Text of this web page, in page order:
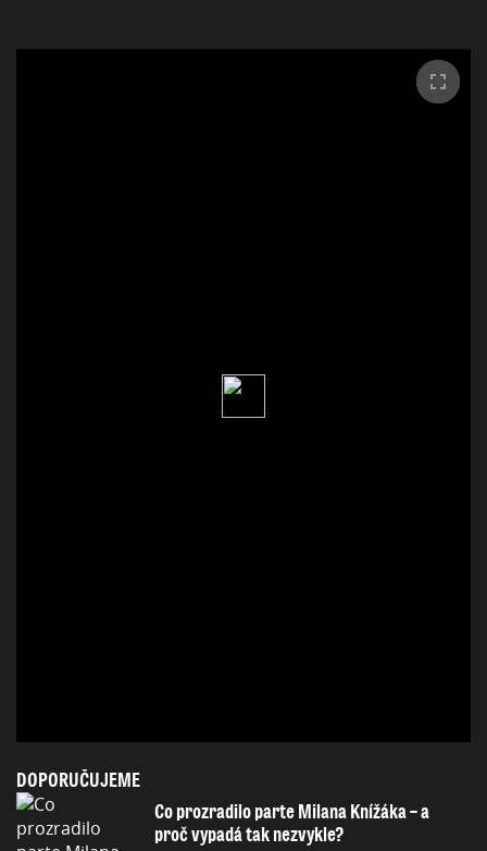
DOPORUČUJEME
Co prozradilo parte Milana Knížáka – a
proč vypadá tak nezvykle?